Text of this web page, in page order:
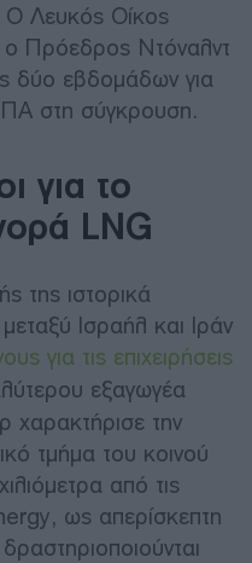
Ο Λευκός Οίκος
ο Πρόεδρος Ντόναλντ
δύο εβδομάδων για
στη σύγκρουση.
για το
LNG
της ιστορικά
Ισραήλ και Ιράν
για τις επιχειρήσεις
εξαγωγέα
την
τμήμα του κοινού
από τις
ως απερίσκεπτη